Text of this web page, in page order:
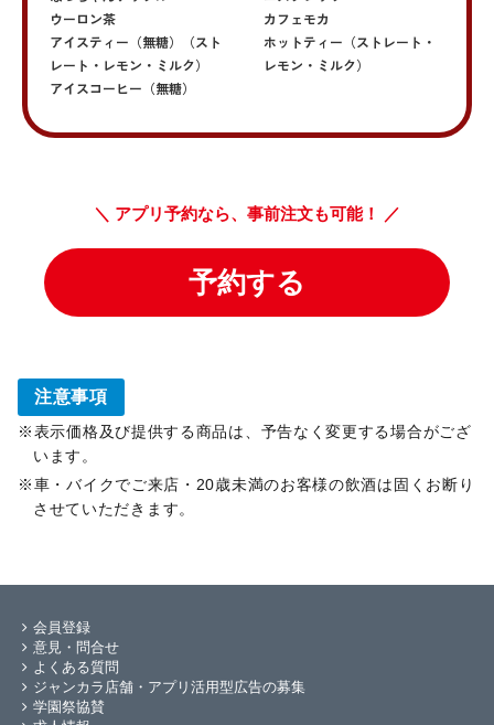
注意事項
表示価格及び提供する商品は、予告なく変更する場合がござ
います。
車・バイクでご来店・20歳未満のお客様の飲酒は固くお断り
させていただきます。
会員登録
意見・問合せ
よくある質問
ジャンカラ店舗・アプリ活用型広告の募集
学園祭協賛